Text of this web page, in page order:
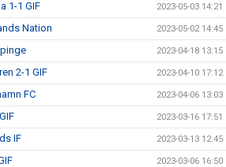
1-1 GIF 2023-05-03 14:21
Nation 2023-05-02 14:45
2023-04-18 13:15
2-1 GIF 2023-04-10 17:12
FC 2023-04-06 13:03
2023-03-16 17:51
IF 2023-03-13 12:45
2023-03-06 16:50